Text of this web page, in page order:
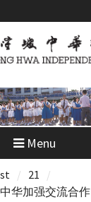
Menu
21
华加强交流合作